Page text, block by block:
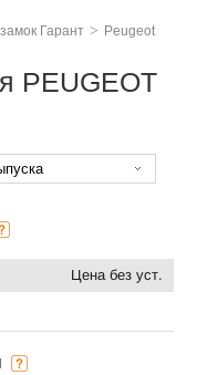
Гарант > Peugeot
PEUGEOT
Цена без уст.